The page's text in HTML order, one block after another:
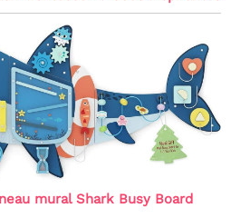
mural Shark Busy Board